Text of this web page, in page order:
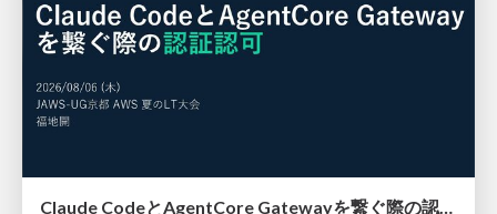
Claude CodeとAgentCore Gatewayを繋ぐ際の認証認可 / Authentication and authorization when connecting Claude Code with AgentCore Gateway